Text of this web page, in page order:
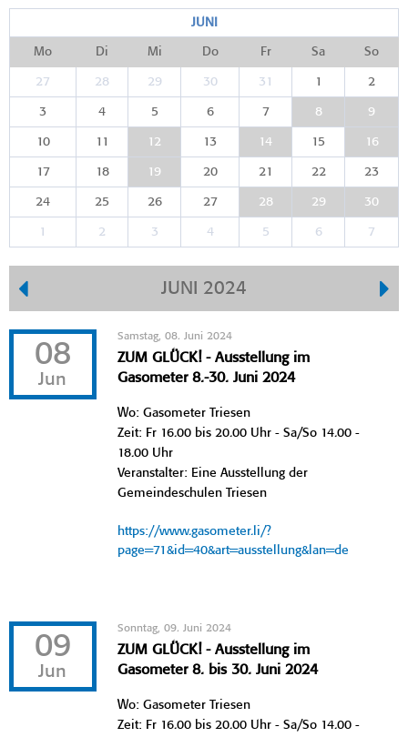
JUNI
Mo Di Mi Do Fr Sa So
27 28 29 30 31 1 2
3 4 5 6 7 8 9
10 11 12 13 14 15 16
17 18 19 20 21 22 23
24 25 26 27 28 29 30
1 2 3 4 5 6 7
JUNI 2024
08
Jun
Samstag, 08. Juni 2024
ZUM GLÜCK! - Ausstellung im
Gasometer 8.-30. Juni 2024
Wo: Gasometer Triesen
Zeit: Fr 16.00 bis 20.00 Uhr - Sa/So 14.00 -
18.00 Uhr
Veranstalter: Eine Ausstellung der
Gemeindeschulen Triesen
https://www.gasometer.li/?
page=71&id=40&art=ausstellung&lan=de
09
Jun
Sonntag, 09. Juni 2024
ZUM GLÜCK! - Ausstellung im
Gasometer 8. bis 30. Juni 2024
Wo: Gasometer Triesen
Zeit: Fr 16.00 bis 20.00 Uhr - Sa/So 14.00 -